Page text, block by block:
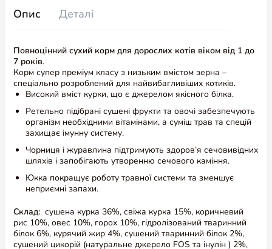
Опис Деталі
Повноцінний сухий корм для дорослих котів віком від 1 до
7 років.
Корм супер преміум класу з низьким вмістом зерна –
спеціально розроблений для найвибагливіших котиків.
Високий вміст курки, що є джерелом якісного білка.
Ретельно підібрані сушені фрукти та овочі забезпечують
організм необхідними вітамінами, а суміш трав та спецій
захищає імунну систему.
Чорниця і журавлина підтримують здоров’я сечовивідних
шляхів і запобігають утворенню сечового каміння.
Юкка покращує роботу травної системи та зменшує
неприємні запахи.
Склад: сушена курка 36%, свіжа курка 15%, коричневий
рис 10%, овес 10%, горох 10%, гідролізований тваринний
білок 6%, курячий жир 4%, сушений тваринний білок 2%,
сушений цикорій (натуральне джерело FOS та інулін ) 2%,